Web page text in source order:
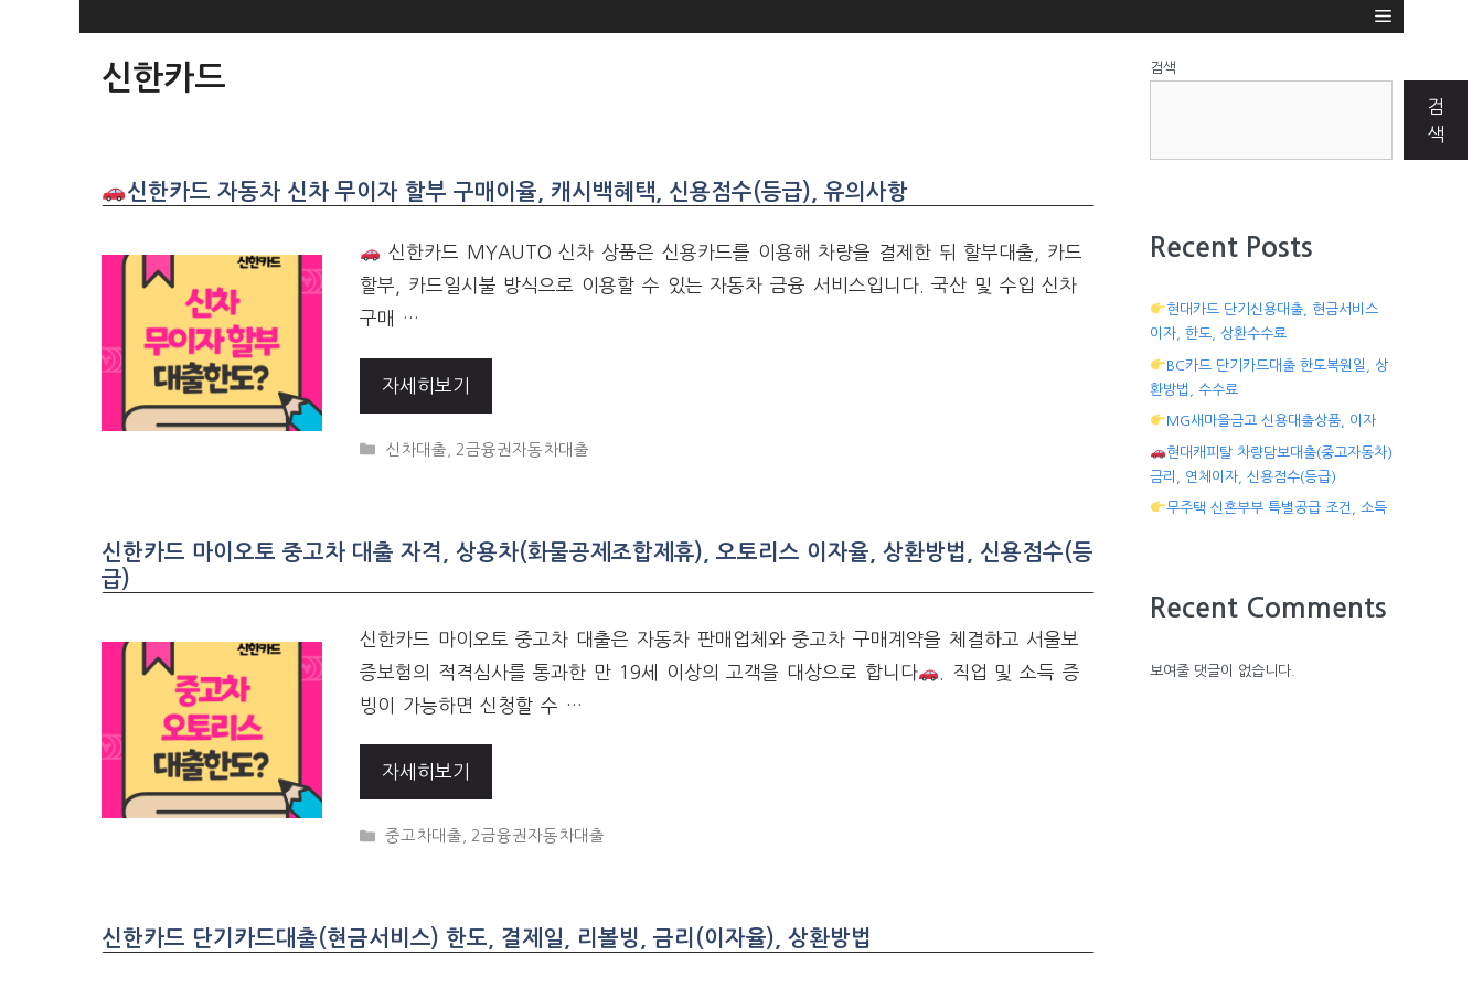
신한카드
신한카드 자동차 신차 무이자 할부 구매이율, 캐시백혜택, 신용점수(등급), 유의사항
신한카드 MYAUTO 신차 상품은 신용카드를 이용해 차량을 결제한 뒤 할부대출, 카드
할부, 카드일시불 방식으로 이용할 수 있는 자동차 금융 서비스입니다. 국산 및 수입 신차
구매 …
자세히보기
CATEGORIES
신차대출 2금융권자동차대출
신한카드 마이오토 중고차 대출 자격, 상용차(화물공제조합제휴), 오토리스 이자율, 상환방법, 신용점수(등
급)
신한카드 마이오토 중고차 대출은 자동차 판매업체와 중고차 구매계약을 체결하고 서울보
증보험의 적격심사를 통과한 만 19세 이상의 고객을 대상으로 합니다
. 직업 및 소득 증
빙이 가능하면 신청할 수 …
자세히보기
CATEGORIES
중고차대출 2금융권자동차대출
신한카드 단기카드대출(현금서비스) 한도, 결제일, 리볼빙, 금리(이자율), 상환방법
검색
검
색
Recent Posts
현대카드 단기신용대출, 현금서비스
이자, 한도, 상환수수료
BC카드 단기카드대출 한도복원일, 상
환방법, 수수료
MG새마을금고 신용대출상품, 이자
현대캐피탈 차량담보대출(중고자동차)
금리, 연체이자, 신용점수(등급)
무주택 신혼부부 특별공급 조건, 소득
Recent Comments
보여줄 댓글이 없습니다.